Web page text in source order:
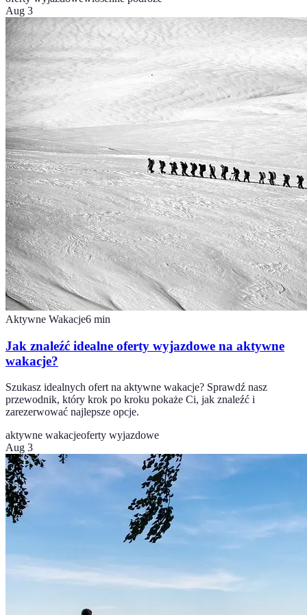
Aug 3
Aktywne Wakacje6 min
Jak znaleźć idealne oferty wyjazdowe na aktywne
wakacje?
Szukasz idealnych ofert na aktywne wakacje? Sprawdź nasz
przewodnik, który krok po kroku pokaże Ci, jak znaleźć i
zarezerwować najlepsze opcje.
aktywne wakacjeoferty wyjazdowe
Aug 3